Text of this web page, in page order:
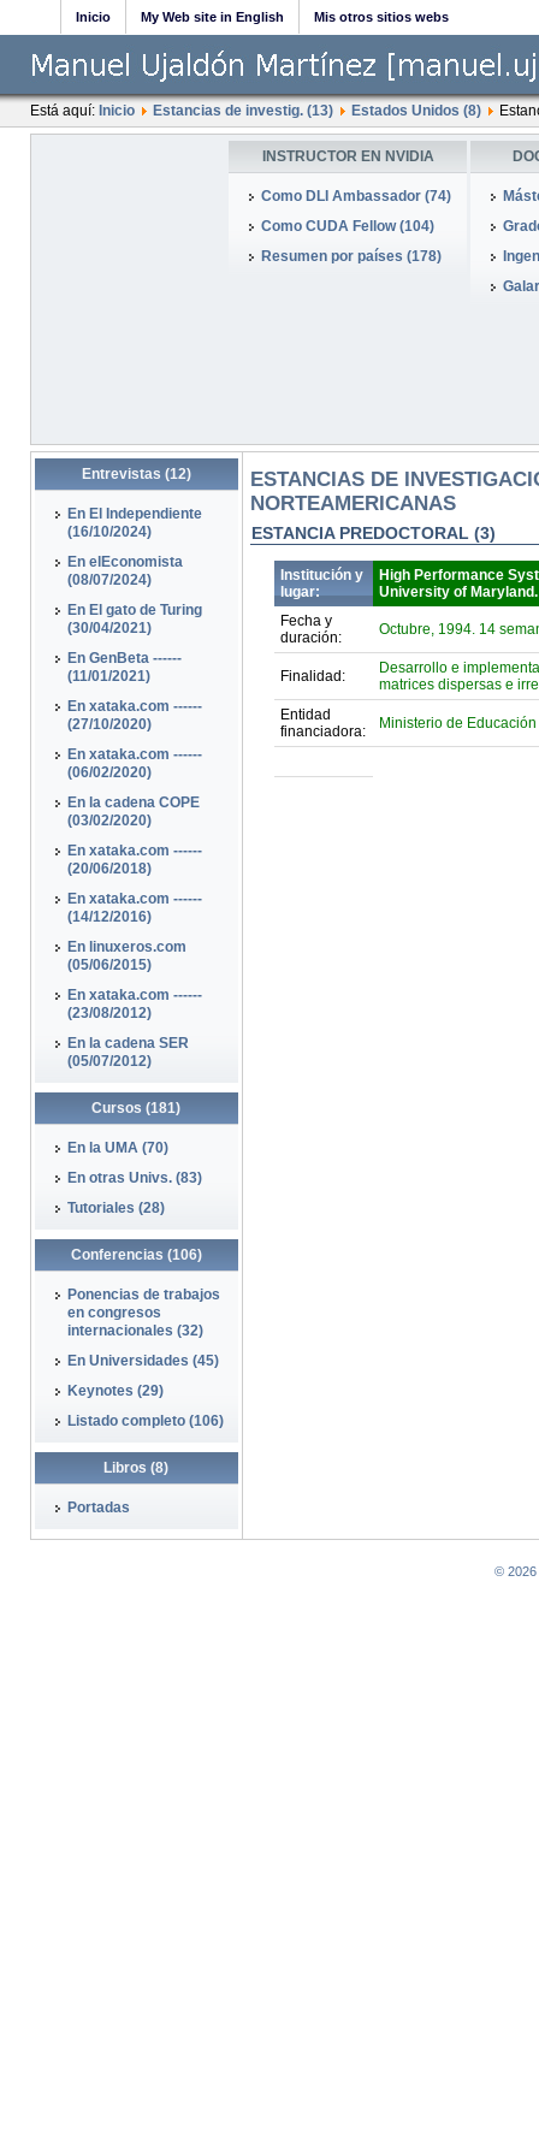
Inicio My Web site in English Mis otros sitios webs
Está aquí: Inicio Estancias de investig. (13) Estados Unidos (8)
INSTRUCTOR EN NVIDIA
Como DLI Ambassador (74)
Como CUDA Fellow (104)
Resumen por países (178)
Entrevistas (12)
En El Independiente
(16/10/2024)
En elEconomista
(08/07/2024)
En El gato de Turing
(30/04/2021)
En GenBeta ------
(11/01/2021)
En xataka.com ------
(27/10/2020)
En xataka.com ------
(06/02/2020)
En la cadena COPE
(03/02/2020)
En xataka.com ------
(20/06/2018)
En xataka.com ------
(14/12/2016)
En linuxeros.com
(05/06/2015)
En xataka.com ------
(23/08/2012)
En la cadena SER
(05/07/2012)
Cursos (181)
En la UMA (70)
En otras Univs. (83)
Tutoriales (28)
Conferencias (106)
Ponencias de trabajos
en congresos
internacionales (32)
En Universidades (45)
Keynotes (29)
Listado completo (106)
Libros (8)
Portadas
ESTANCIAS DE
NORTEAMERICANAS
ESTANCIA PREDOCTORAL (3)
Institución y
lugar:
High Performance
University of
Fecha y
duración:
Octubre, 1994. 14
Finalidad:
Desarrollo e
matrices dispersas e
Entidad
financiadora:
Ministerio de
© 2026